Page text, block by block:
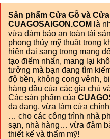
Sản phẩm Cửa Gỗ và
CUAGOSAIGON.COM là
vừa đảm bảo an toàn tài
phong thủy mỹ thuật trong
hiện đại sang trọng mang
tạo điểm nhấn, mang lại
tưởng mà bạn đang tìm
độ bền, không cong vênh,
hàng đầu của các gia chủ
Các sản phẩm của
đa dạng, vừa làm cửa
… cho các công trình nhà
sạn, nhà hàng… vừa đảm
thiết kế và thẩm mỹ!